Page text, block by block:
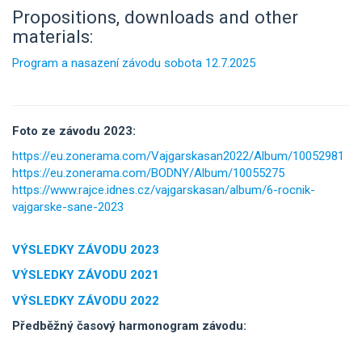
Propositions, downloads and other
materials:
Program a nasazení závodu sobota 12.7.2025
Foto ze závodu 2023:
https://eu.zonerama.com/Vajgarskasan2022/Album/10052981
https://eu.zonerama.com/BODNY/Album/10055275
https://www.rajce.idnes.cz/vajgarskasan/album/6-rocnik-
vajgarske-sane-2023
VÝSLEDKY ZÁVODU 2023
VÝSLEDKY ZÁVODU 2021
VÝSLEDKY ZÁVODU 2022
Předběžný časový harmonogram závodu: